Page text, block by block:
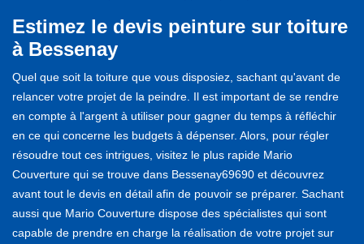
Estimez le devis peinture sur toiture
à Bessenay
Quel que soit la toiture que vous disposiez, sachant qu'avant de
relancer votre projet de la peindre. Il est important de se rendre
en compte à l'argent à utiliser pour gagner du temps à réfléchir
en ce qui concerne les budgets à dépenser. Alors, pour régler
résoudre tout ces intrigues, visitez le plus rapide Mario
Couverture qui se trouve dans Bessenay69690 et découvrez
avant tout le devis en détail afin de pouvoir se préparer. Sachant
aussi que Mario Couverture dispose des spécialistes qui sont
capable de prendre en charge la réalisation de votre projet sur